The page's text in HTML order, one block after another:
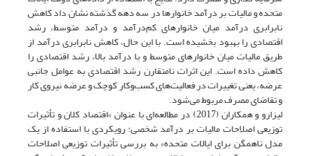
متحده و مالیات بر درآمد خانوارها در سه دهه گذشته نشان داد کاهش
نابرابری درآمد میان خانوارهای کم‌درآمد و درآمد متوسط، رشد
اقتصادی را بهبود بخشیده است. با این حال، کاهش نابرابری درآمد از
طریق مالیات میان خانوارهای متوسط و با درآمد بالا، رشد اقتصادی را
کاهش داده است. این اثرات نامتقارن رشد اقتصادی به عوامل جانبی
عرضه، یعنی تغییرات در فعالیت‌های کسب‌و‌کار کوچک و عرضه نیروی کار
و تقاضای مصرف مربوط می‌شود.
لیزارو و همکاران (2017) در مطالعه‌ای با عنوان »اقتصاد کلان و تأثیرات
توزیعی اصلاحات مالیات بر درآمد شخصی: رویکردی با استفاده از یک
مدل ناهمگن برای ایالات متحده» به بررسی تأثیرات توزیعی اصلاحات